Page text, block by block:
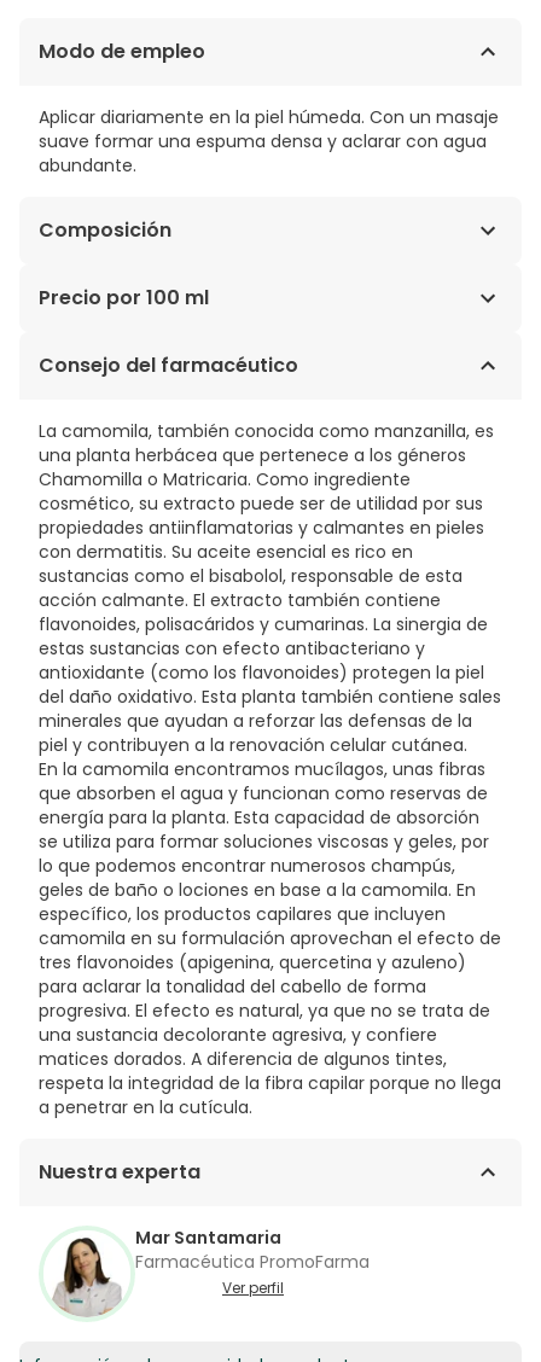
Modo de empleo
Aplicar diariamente en la piel húmeda. Con un masaje
suave formar una espuma densa y aclarar con agua
abundante.
Composición
CAMOMILA, PRÓPOLIS, ALOE, ÁCIDO
BISABOLOL, ACEITE ESENCIAL DE LAVANDA, PH 4, INFUSIÓN
Precio por 100 ml
5,79€ / 100 ml
Consejo del farmacéutico
La camomila, también conocida como manzanilla, es
una planta herbácea que pertenece a los géneros
Chamomilla o Matricaria. Como ingrediente
cosmético, su extracto puede ser de utilidad por sus
propiedades antiinflamatorias y calmantes en pieles
con dermatitis. Su aceite esencial es rico en
sustancias como el bisabolol, responsable de esta
acción calmante. El extracto también contiene
flavonoides, polisacáridos y cumarinas. La sinergia de
estas sustancias con efecto antibacteriano y
antioxidante (como los flavonoides) protegen la piel
del daño oxidativo. Esta planta también contiene sales
minerales que ayudan a reforzar las defensas de la
piel y contribuyen a la renovación celular cutánea.
En la camomila encontramos mucílagos, unas fibras
que absorben el agua y funcionan como reservas de
energía para la planta. Esta capacidad de absorción
se utiliza para formar soluciones viscosas y geles, por
lo que podemos encontrar numerosos champús,
geles de baño o lociones en base a la camomila. En
específico, los productos capilares que incluyen
camomila en su formulación aprovechan el efecto de
tres flavonoides (apigenina, quercetina y azuleno)
para aclarar la tonalidad del cabello de forma
progresiva. El efecto es natural, ya que no se trata de
una sustancia decolorante agresiva, y confiere
matices dorados. A diferencia de algunos tintes,
respeta la integridad de la fibra capilar porque no llega
a penetrar en la cutícula.
Nuestra experta
Mar Santamaria
Farmacéutica PromoFarma
Ver perfil